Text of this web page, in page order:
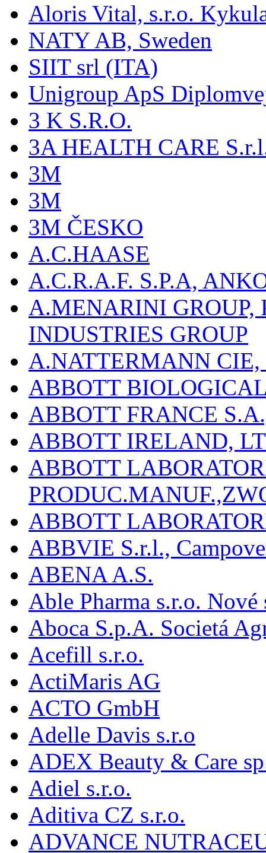
Aloris Vital, s.r.o.
NATY AB, Sweden
SIIT srl (ITA)
Unigroup ApS
3 K S.R.O.
3A HEALTH CARE
3M
3M
3M ČESKO
A.C.HAASE
A.C.R.A.F. S.P.A,
A.MENARINI
INDUSTRIES GROUP
A.NATTERMANN
ABBOTT
ABBOTT FRANCE
ABBOTT IRELAND,
ABBOTT
ABBOTT
ABBVIE S.r.l.,
ABENA A.S.
Able Pharma s.r.o.
Aboca S.p.A. Societá
Acefill s.r.o.
ActiMaris AG
ACTO GmbH
Adelle Davis s.r.o
ADEX Beauty & Care
Adiel s.r.o.
Aditiva CZ s.r.o.
ADVANCE